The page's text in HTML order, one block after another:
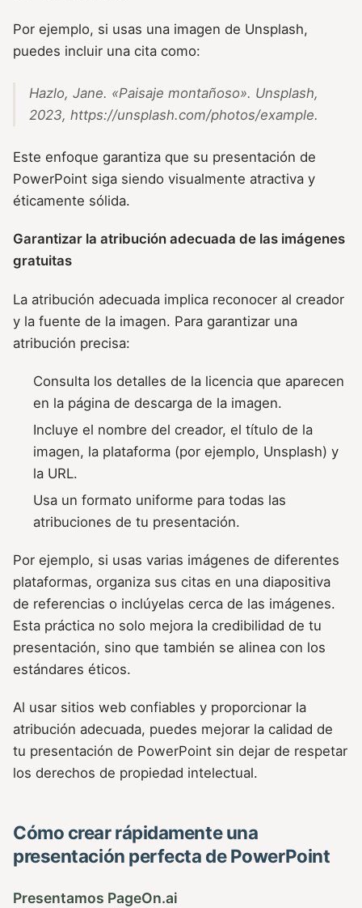
Por ejemplo, si usas una imagen de Unsplash,
puedes incluir una cita como:
Hazlo, Jane. «Paisaje montañoso». Unsplash,
2023, https://unsplash.com/photos/example.
Este enfoque garantiza que su presentación de
PowerPoint siga siendo visualmente atractiva y
éticamente sólida.
Garantizar la atribución adecuada de las imágenes
gratuitas
La atribución adecuada implica reconocer al creador
y la fuente de la imagen. Para garantizar una
atribución precisa:
Consulta los detalles de la licencia que aparecen
en la página de descarga de la imagen.
Incluye el nombre del creador, el título de la
imagen, la plataforma (por ejemplo, Unsplash) y
la URL.
Usa un formato uniforme para todas las
atribuciones de tu presentación.
Por ejemplo, si usas varias imágenes de diferentes
plataformas, organiza sus citas en una diapositiva
de referencias o inclúyelas cerca de las imágenes.
Esta práctica no solo mejora la credibilidad de tu
presentación, sino que también se alinea con los
estándares éticos.
Al usar sitios web confiables y proporcionar la
atribución adecuada, puedes mejorar la calidad de
tu presentación de PowerPoint sin dejar de respetar
los derechos de propiedad intelectual.
Cómo crear rápidamente una
presentación perfecta de PowerPoint
Presentamos PageOn.ai